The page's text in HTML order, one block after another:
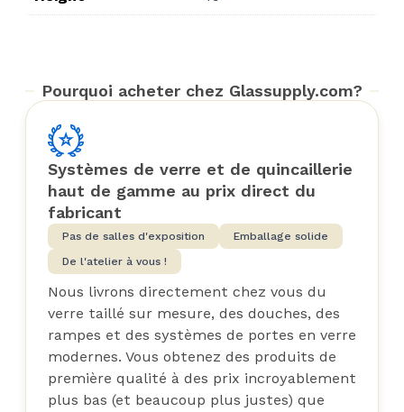
Pourquoi acheter chez Glassupply.com?
Systèmes de verre et de quincaillerie
haut de gamme au prix direct du
fabricant
Pas de salles d'exposition
Emballage solide
De l'atelier à vous !
Nous livrons directement chez vous du
verre taillé sur mesure, des douches, des
rampes et des systèmes de portes en verre
modernes. Vous obtenez des produits de
première qualité à des prix incroyablement
plus bas (et beaucoup plus justes) que